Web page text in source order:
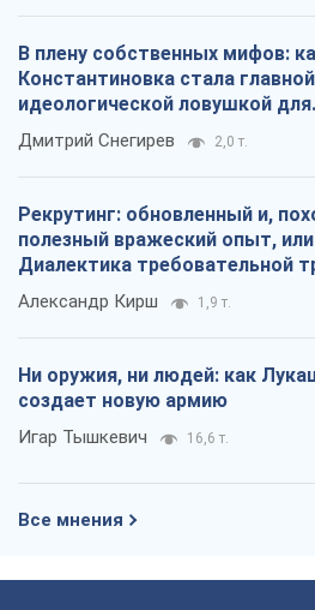
В плену собственных мифов:
Константиновка стала главной
идеологической ловушкой для
российских оккупантов
Дмитрий Снегирев 2,0 т.
Рекрутинг: обновленный и,
полезный вражеский опыт, или
Диалектика требовательной
Александр Кирш 1,9 т.
Ни оружия, ни людей: как
создает новую армию
Игар Тышкевич 16,6 т.
Все мнения